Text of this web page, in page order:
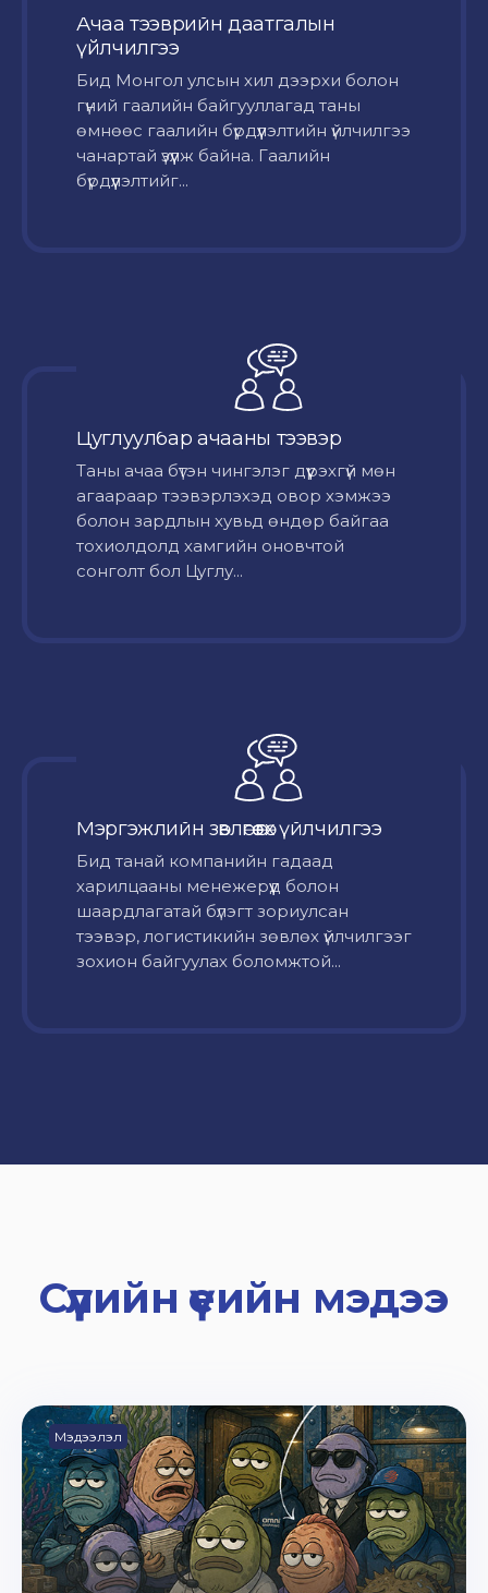
Ачаа тээврийн даатгалын
үйлчилгээ
Бид Монгол улсын хил дээрхи болон
гүний гаалийн байгууллагад таны
өмнөөс гаалийн бүрдүүлэлтийн үйлчилгээ
чанартай үзүүлж байна. Гаалийн
бүрдүүлэлтийг...
Цуглуулбар ачааны тээвэр
Таны ачаа бүтэн чингэлэг дүүрэхгүй мөн
агаараар тээвэрлэхэд овор хэмжээ
болон зардлын хувьд өндөр байгаа
тохиолдолд хамгийн оновчтой
сонголт бол Цуглу...
Мэргэжлийн зөвлөгөө өгөх үйлчилгээ
Бид танай компанийн гадаад
харилцааны менежерүүд болон
шаардлагатай бүлэгт зориулсан
тээвэр, логистикийн зөвлөх үйлчилгээг
зохион байгуулах боломжтой...
Сүүлийн үеийн мэдээ
Мэдээлэл